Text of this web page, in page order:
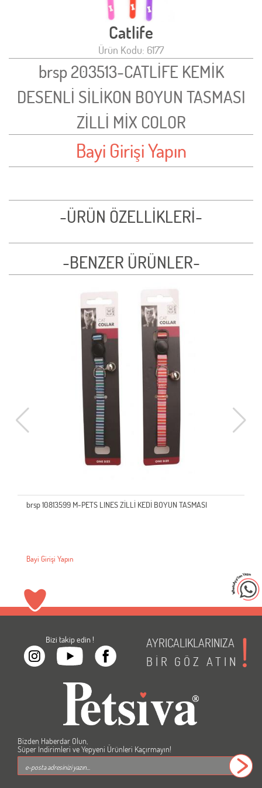
Catlife
Ürün Kodu: 6177
brsp 203513-CATLİFE KEMİK
DESENLİ SİLİKON BOYUN TASMASI
ZİLLİ MİX COLOR
Bayi Girişi Yapın
-ÜRÜN ÖZELLİKLERİ-
-BENZER ÜRÜNLER-
brsp 10813599 M-PETS LINES ZİLLİ KEDİ BOYUN TASMASI
Bayi Girişi Yapın
Bizi takip edin !
AYRICALIKLARINIZA
BİR GÖZ ATIN
Bizden Haberdar Olun,
Süper İndirimleri ve Yepyeni Ürünleri Kaçırmayın!